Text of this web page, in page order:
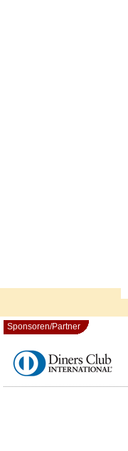
Sponsoren/Partner